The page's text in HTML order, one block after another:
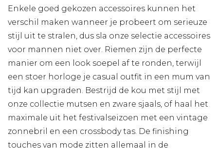
Enkele goed gekozen accessoires kunnen het
verschil maken wanneer je probeert om serieuze
stijl uit te stralen, dus sla onze selectie accessoires
voor mannen niet over. Riemen zijn de perfecte
manier om een look soepel af te ronden, terwijl
een stoer horloge je casual outfit in een mum van
tijd kan upgraden. Bestrijd de kou met stijl met
onze collectie mutsen en zware sjaals, of haal het
maximale uit het festivalseizoen met een vintage
zonnebril en een crossbody tas. De finishing
touches van mode zitten allemaal in de